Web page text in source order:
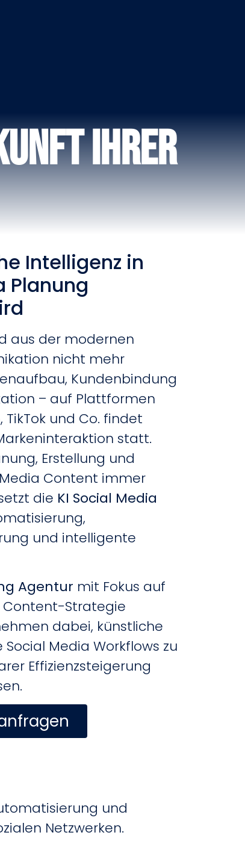
Ihrer
Intelligenz in
Planung
aus der modernen
nicht mehr
Kundenbindung
– auf Plattformen
und Co. findet
statt.
Erstellung und
Content immer
die KI Social Media
und intelligente
Agentur mit Fokus auf
Strategie
dabei, künstliche
Media Workflows zu
Effizienzsteigerung
und
Netzwerken.